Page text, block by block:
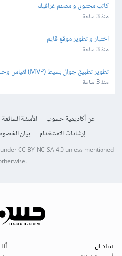
كاتب محتوى و مصمم غرافيك
منذ 3 ساعة
اختبار و تطوير موقع قايم
منذ 3 ساعة
تطوير تطبيق جوال بسيط (MVP) لقياس وحساب زوايا الكتف
منذ 3 ساعة
عن أكاديمية حسوب الأسئلة الشائعة
إرشادات الاستخدام
بيان
CC BY-NC-SA 4.0unless mentioned